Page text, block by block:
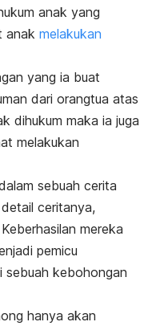
anak yang
anak melakukan
yang ia buat
dari orangtua atas
dihukum maka ia juga
melakukan
sebuah cerita
ceritanya,
mereka
pemicu
sebuah kebohongan
hanya akan